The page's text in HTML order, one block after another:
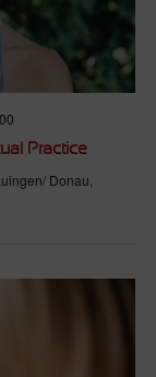
Practice
Donau,